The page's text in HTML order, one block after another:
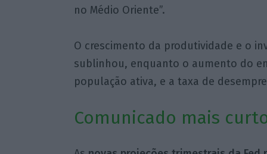
no Médio Oriente”.
O crescimento da produtividade e o
sublinhou, enquanto o aumento do
população ativa, e a taxa de
Comunicado mais